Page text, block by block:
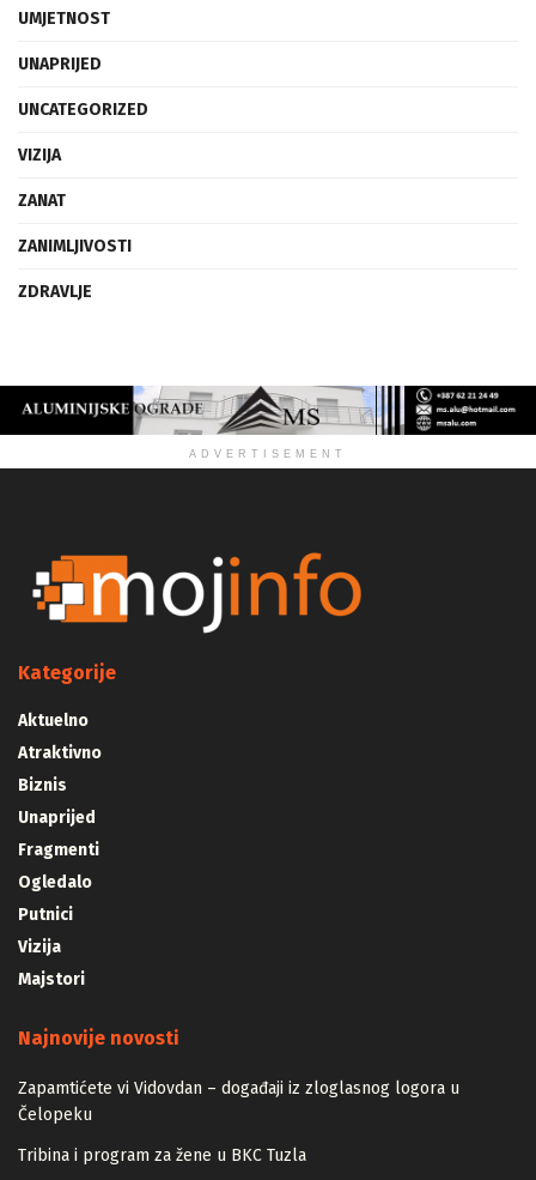
UMJETNOST
UNAPRIJED
UNCATEGORIZED
VIZIJA
ZANAT
ZANIMLJIVOSTI
ZDRAVLJE
ADVERTISEMENT
Kategorije
Aktuelno
Atraktivno
Biznis
Unaprijed
Fragmenti
Ogledalo
Putnici
Vizija
Majstori
Najnovije novosti
Zapamtićete vi Vidovdan – događaji iz zloglasnog logora u
Čelopeku
Tribina i program za žene u BKC Tuzla